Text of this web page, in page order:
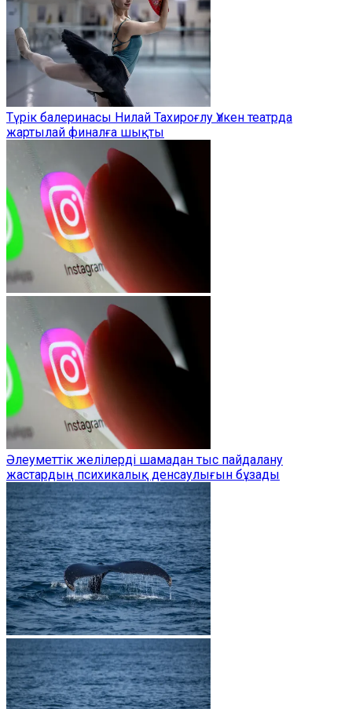
Түрік балеринасы Нилай Тахироғлу Үлкен театрда
жартылай финалға шықты
Әлеуметтік желілерді шамадан тыс пайдалану
жастардың психикалық денсаулығын бұзады